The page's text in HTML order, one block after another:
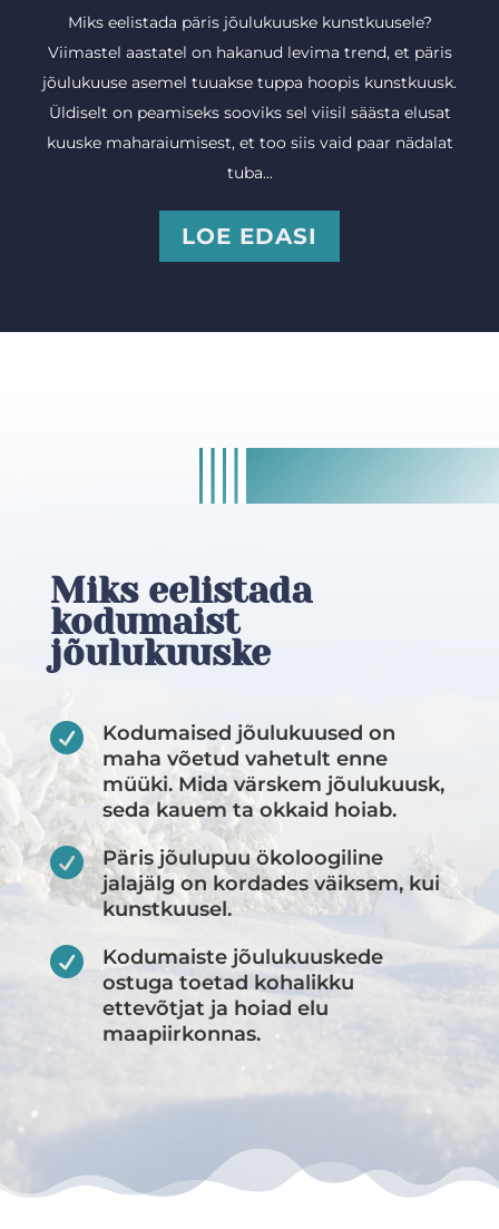
Miks eelistada päris jõulukuuske kunstkuusele?
Viimastel aastatel on hakanud levima trend, et päris
jõulukuuse asemel tuuakse tuppa hoopis kunstkuusk.
Üldiselt on peamiseks sooviks sel viisil säästa elusat
kuuske maharaiumisest, et too siis vaid paar nädalat
tuba...
LOE EDASI
Miks eelistada
kodumaist
jõulukuuske

Kodumaised jõulukuused on
maha võetud vahetult enne
müüki. Mida värskem jõulukuusk,
seda kauem ta okkaid hoiab.

Päris jõulupuu ökoloogiline
jalajälg on kordades väiksem, kui
kunstkuusel.

Kodumaiste jõulukuuskede
ostuga toetad kohalikku
ettevõtjat ja hoiad elu
maapiirkonnas.